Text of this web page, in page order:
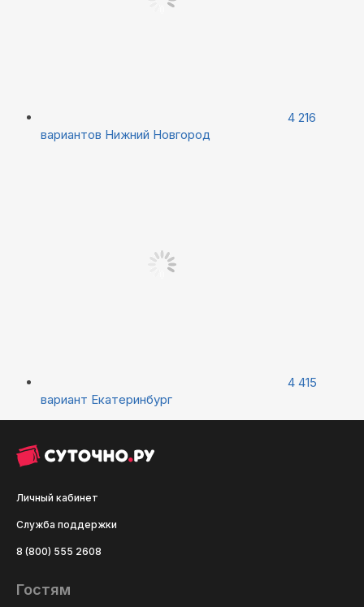
4 216
вариантов Нижний Новгород
4 415
вариант Екатеринбург
Личный кабинет
Служба поддержки
8 (800) 555 2608
Гостям